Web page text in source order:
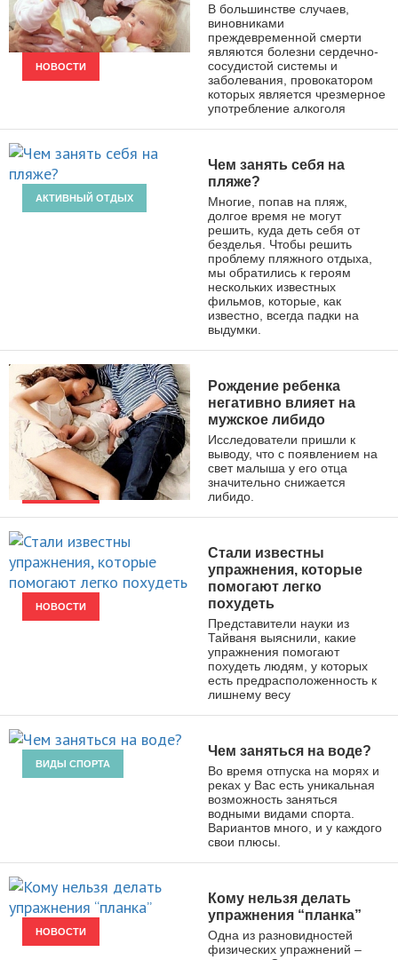
НОВОСТИ
В большинстве случаев,
виновниками
преждевременной смерти
являются болезни сердечно-
сосудистой системы и
заболевания, провокатором
которых является чрезмерное
употребление алкоголя
АКТИВНЫЙ ОТДЫХ
Чем занять себя на
пляже?
Многие, попав на пляж,
долгое время не могут
решить, куда деть себя от
безделья. Чтобы решить
проблему пляжного отдыха,
мы обратились к героям
нескольких известных
фильмов, которые, как
известно, всегда падки на
выдумки.
Рождение ребенка
негативно влияет на
мужское либидо
Исследователи пришли к
выводу, что с появлением на
свет малыша у его отца
значительно снижается
либидо.
НОВОСТИ
Стали известны
упражнения, которые
помогают легко
похудеть
Представители науки из
Тайваня выяснили, какие
упражнения помогают
похудеть людям, у которых
есть предрасположенность к
лишнему весу
ВИДЫ СПОРТА
Чем заняться на воде?
Во время отпуска на морях и
реках у Вас есть уникальная
возможность заняться
водными видами спорта.
Вариантов много, и у каждого
свои плюсы.
НОВОСТИ
Кому нельзя делать
упражнения “планка”
Одна из разновидностей
физических упражнений –